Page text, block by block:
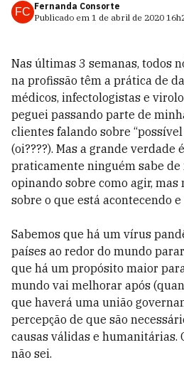
FC Fernanda Consorte
Publicado em 1 de abril de 2020
Nas últimas 3 semanas, todos
na profissão têm a prática de
médicos, infectologistas e
peguei passando parte de
clientes falando sobre
(oi????). Mas a grande verdade
praticamente ninguém sabe de
opinando sobre como agir, mas
sobre o que está acontecendo
Sabemos que há um vírus
países ao redor do mundo
que há um propósito maior
mundo vai melhorar após
que haverá uma união
percepção de que são
causas válidas e humanitárias.
não sei.